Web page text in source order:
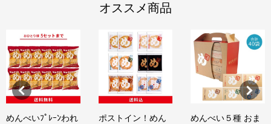
オススメ商品
めんべいﾌﾟﾚｰﾝわれ
ポストイン！めん
めんべい５種 おま